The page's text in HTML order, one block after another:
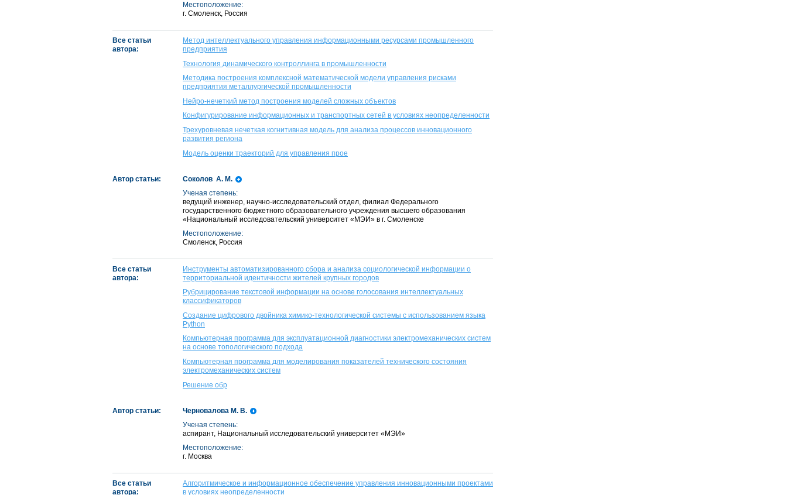
Местоположение:
г. Смоленск, Россия
Все статьи
автора:
Метод интеллектуального управления информационными ресурсами промышленного
предприятия
Технология динамического контроллинга в промышленности
Методика построения комплексной математической модели управления рисками
предприятия металлургической промышленности
Нейро-нечеткий метод построения моделей сложных объектов
Конфигурирование информационных и транспортных сетей в условиях неопределенности
Трехуровневая нечеткая когнитивная модель для анализа процессов инновационного
развития региона
Модель оценки траекторий для управления прое
Автор статьи:
Соколов А. М.
Ученая степень:
ведущий инженер, научно-исследовательский отдел, филиал Федерального
государственного бюджетного образовательного учреждения высшего образования
«Национальный исследовательский университет «МЭИ» в г. Смоленске
Местоположение:
Смоленск, Россия
Все статьи
автора:
Инструменты автоматизированного сбора и анализа социологической информации o
территориальной идентичности жителей крупных городов
Рубрицирование текстовой информации на основе голосования интеллектуальных
классификаторов
Создание цифрового двойника химико-технологической системы с использованием языка
Python
Компьютерная программа для эксплуатационной диагностики электромеханических систем
на основе топологического подхода
Компьютерная программа для моделирования показателей технического состояния
электромеханических систем
Решение обр
Автор статьи:
Черновалова М. В.
Ученая степень:
аспирант, Национальный исследовательский университет «МЭИ»
Местоположение:
г. Москва
Все статьи
автора:
Алгоритмическое и информационное обеспечение управления инновационными проектами
в условиях неопределенности